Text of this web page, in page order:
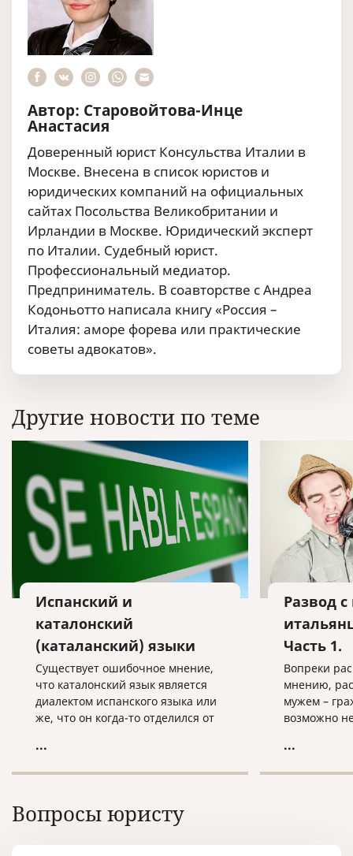
Автор: Старовойтова-Инце
Анастасия
Доверенный юрист Консульства Италии в
Москве. Внесена в список юристов и
юридических компаний на официальных
сайтах Посольства Великобритании и
Ирландии в Москве. Юридический эксперт
по Италии. Судебный юрист.
Профессиональный медиатор.
Предприниматель. В соавторстве с Андреа
Кодоньотто написала книгу «Россия –
Италия: аморе форева или практические
советы адвокатов».
Другие новости по теме
Испанский и
каталонский
(каталанский) языки
Существует ошибочное мнение,
что каталонский язык является
диалектом испанского языка или
же, что он когда-то отделился от
течением времени. Каталонский
этом языке говорят в Испании
...
Развод
Часть 1.
Вопреки
мнению,
мужем –
возможно
...
Вопросы юристу